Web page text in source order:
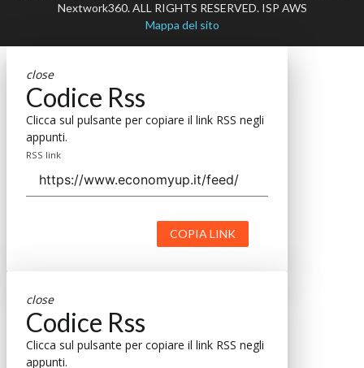
Nextwork360. ALL RIGHTS RESERVED. ISP AWS
Mappa del sito
close
Codice Rss
Clicca sul pulsante per copiare il link RSS negli
appunti.
RSS link
COPIA LINK
close
Codice Rss
Clicca sul pulsante per copiare il link RSS negli
appunti.